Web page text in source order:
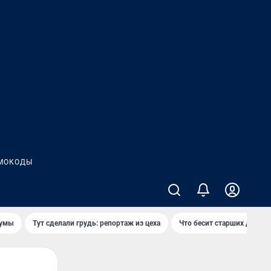
Тут сделали грудь: репортаж из цеха Что бесит старших детей